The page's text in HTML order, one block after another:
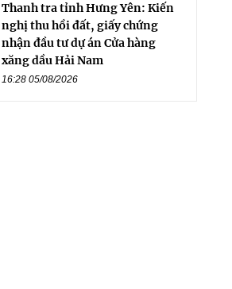
Thanh tra tỉnh Hưng Yên: Kiến
nghị thu hồi đất, giấy chứng
nhận đầu tư dự án Cửa hàng
xăng dầu Hải Nam
16:28 05/08/2026